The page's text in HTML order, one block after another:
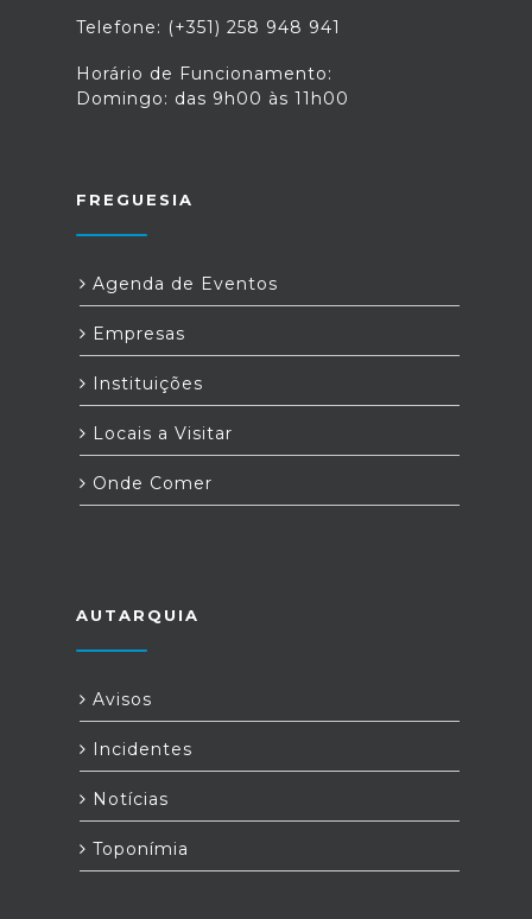
Telefone: (+351) 258 948 941
Horário de Funcionamento:
Domingo: das 9h00 às 11h00
FREGUESIA
Agenda de Eventos
Empresas
Instituições
Locais a Visitar
Onde Comer
AUTARQUIA
Avisos
Incidentes
Notícias
Toponímia